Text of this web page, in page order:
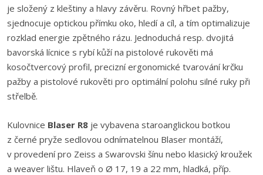
je složený z kleštiny a hlavy závěru. Rovný hřbet pažby,
sjednocuje optickou přímku oko, hledí a cíl, a tím optimalizuje
rozklad energie zpětného rázu. Jednoduchá resp. dvojitá
bavorská lícnice s rybí kůží na pistolové rukověti má
kosočtvercový profil, precizní ergonomické tvarování krčku
pažby a pistolové rukověti pro optimální polohu silné ruky při
střelbě.
Kulovnice Blaser R8 je vybavena staroanglickou botkou
z černé pryže sedlovou odnímatelnou Blaser montáží,
v provedení pro Zeiss a Swarovski šínu nebo klasický kroužek
a weaver lištu. Hlaveň o Ø 17, 19 a 22 mm, hladká, příp.